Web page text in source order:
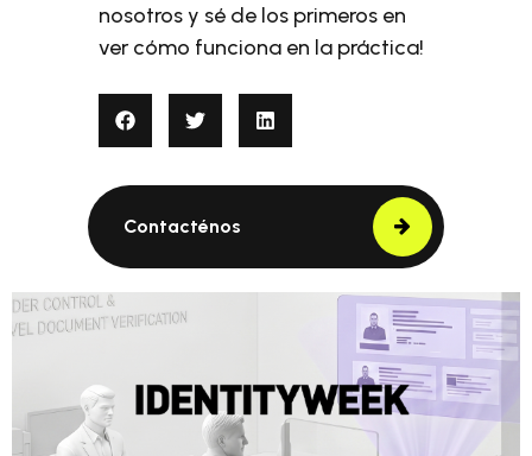
nosotros y sé de los primeros en
ver cómo funciona en la práctica!
Contacténos